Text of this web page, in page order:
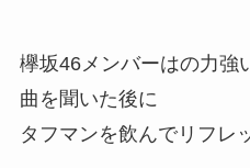
欅坂46メンバーはの力強
曲を聞いた後に
タフマンを飲んでリフレ